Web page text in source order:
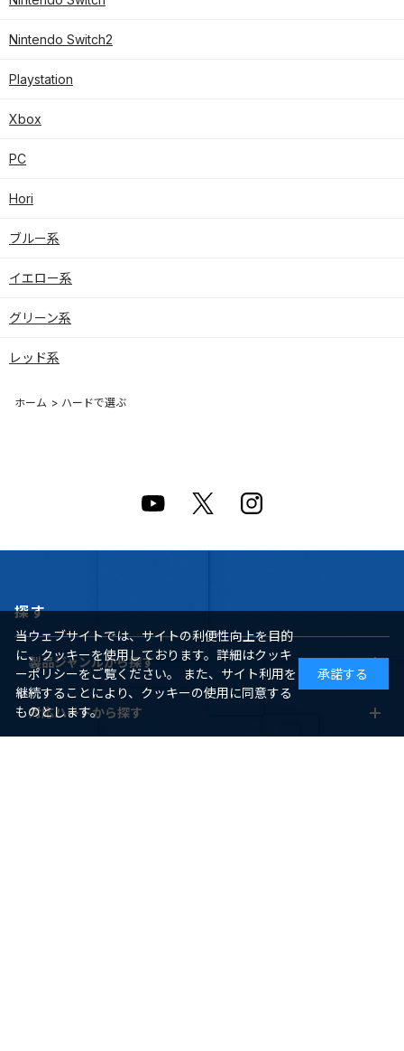
Nintendo Switch2
Playstation
Xbox
PC
Hori
ブルー系
イエロー系
グリーン系
レッド系
ホーム > ハードで選ぶ
探す
製品ジャンルから探す
対応ハードから探す
当ウェブサイトでは、サイトの利便性向上を目的
に、クッキーを使用しております。詳細はクッキ
ーポリシーをご覧ください。 また、サイト利用を
継続することにより、クッキーの使用に同意する
ものとします。
承諾する